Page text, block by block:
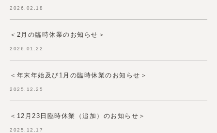
2026.02.18
＜2月の臨時休業のお知らせ＞
2026.01.22
＜年末年始及び1月の臨時休業のお知らせ＞
2025.12.25
＜12月23日臨時休業（追加）のお知らせ＞
2025.12.17